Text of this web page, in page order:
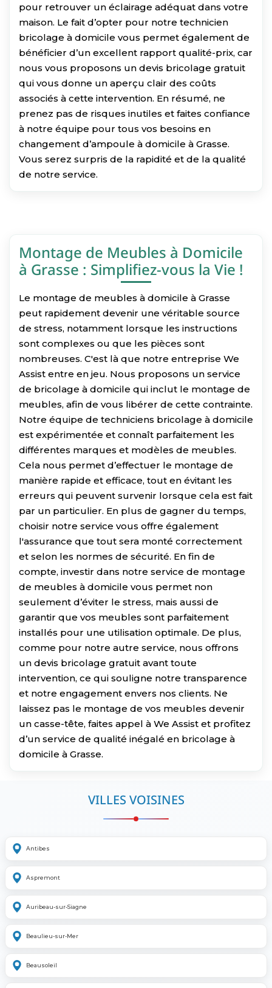
pour retrouver un éclairage adéquat dans votre
maison. Le fait d’opter pour notre technicien
bricolage à domicile vous permet également de
bénéficier d’un excellent rapport qualité-prix, car
nous vous proposons un devis bricolage gratuit
qui vous donne un aperçu clair des coûts
associés à cette intervention. En résumé, ne
prenez pas de risques inutiles et faites confiance
à notre équipe pour tous vos besoins en
changement d’ampoule à domicile à Grasse.
Vous serez surpris de la rapidité et de la qualité
de notre service.
Montage de Meubles à Domicile
à Grasse : Simplifiez-vous la Vie !
Le montage de meubles à domicile à Grasse
peut rapidement devenir une véritable source
de stress, notamment lorsque les instructions
sont complexes ou que les pièces sont
nombreuses. C'est là que notre entreprise We
Assist entre en jeu. Nous proposons un service
de bricolage à domicile qui inclut le montage de
meubles, afin de vous libérer de cette contrainte.
Notre équipe de techniciens bricolage à domicile
est expérimentée et connaît parfaitement les
différentes marques et modèles de meubles.
Cela nous permet d’effectuer le montage de
manière rapide et efficace, tout en évitant les
erreurs qui peuvent survenir lorsque cela est fait
par un particulier. En plus de gagner du temps,
choisir notre service vous offre également
l'assurance que tout sera monté correctement
et selon les normes de sécurité. En fin de
compte, investir dans notre service de montage
de meubles à domicile vous permet non
seulement d’éviter le stress, mais aussi de
garantir que vos meubles sont parfaitement
installés pour une utilisation optimale. De plus,
comme pour notre autre service, nous offrons
un devis bricolage gratuit avant toute
intervention, ce qui souligne notre transparence
et notre engagement envers nos clients. Ne
laissez pas le montage de vos meubles devenir
un casse-tête, faites appel à We Assist et profitez
d’un service de qualité inégalé en bricolage à
domicile à Grasse.
VILLES VOISINES
Antibes
Aspremont
Auribeau-sur-Siagne
Beaulieu-sur-Mer
Beausoleil